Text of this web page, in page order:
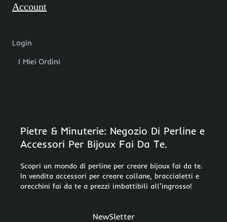
Account
Login
I Miei Ordini
Pietre & Minuterie: Negozio Di Perline e
Accessori Per Bijoux Fai Da Te.
Scopri un mondo di perline per creare bijoux fai da te.
In vendita accessori per creare collane, braccialetti e
orecchini fai da te a prezzi imbattibili all'ingrosso!
NewSletter